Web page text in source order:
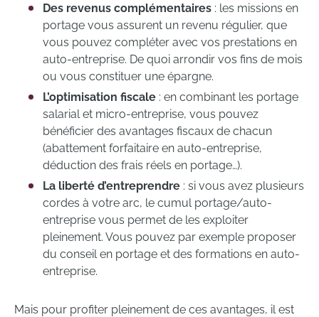
Des revenus complémentaires : les missions en
portage vous assurent un revenu régulier, que
vous pouvez compléter avec vos prestations en
auto-entreprise. De quoi arrondir vos fins de mois
ou vous constituer une épargne.
L’optimisation fiscale : en combinant les portage
salarial et micro-entreprise, vous pouvez
bénéficier des avantages fiscaux de chacun
(abattement forfaitaire en auto-entreprise,
déduction des frais réels en portage…).
La liberté d’entreprendre : si vous avez plusieurs
cordes à votre arc, le cumul portage/auto-
entreprise vous permet de les exploiter
pleinement. Vous pouvez par exemple proposer
du conseil en portage et des formations en auto-
entreprise.
Mais pour profiter pleinement de ces avantages, il est